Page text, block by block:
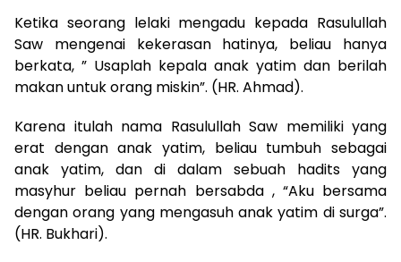
Ketika seorang lelaki mengadu kepada Rasulullah
Saw mengenai kekerasan hatinya, beliau hanya
berkata, ” Usaplah kepala anak yatim dan berilah
makan untuk orang miskin”. (HR. Ahmad).
Karena itulah nama Rasulullah Saw memiliki yang
erat dengan anak yatim, beliau tumbuh sebagai
anak yatim, dan di dalam sebuah hadits yang
masyhur beliau pernah bersabda , “Aku bersama
dengan orang yang mengasuh anak yatim di surga”.
(HR. Bukhari).